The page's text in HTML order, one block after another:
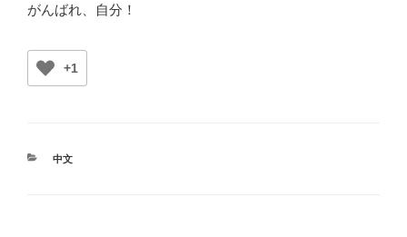
がんばれ、自分！
+1
カ
中文